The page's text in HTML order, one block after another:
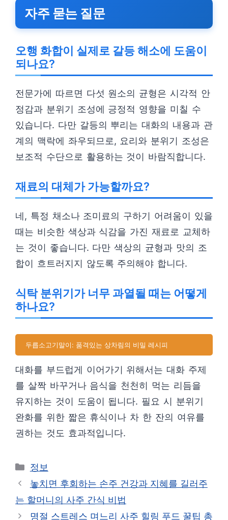
자주 묻는 질문
오행 화합이 실제로 갈등 해소에 도움이
되나요?
전문가에 따르면 다섯 원소의 균형은 시각적 안
정감과 분위기 조성에 긍정적 영향을 미칠 수
있습니다. 다만 갈등의 뿌리는 대화의 내용과 관
계의 맥락에 좌우되므로, 요리와 분위기 조성은
보조적 수단으로 활용하는 것이 바람직합니다.
재료의 대체가 가능할까요?
네, 특정 채소나 조미료의 구하기 어려움이 있을
때는 비슷한 색상과 식감을 가진 재료로 교체하
는 것이 좋습니다. 다만 색상의 균형과 맛의 조
합이 흐트러지지 않도록 주의해야 합니다.
식탁 분위기가 너무 과열될 때는 어떻게
하나요?
두릅소고기말이: 품격있는 상차림의 비밀 레시피
대화를 부드럽게 이어가기 위해서는 대화 주제
를 살짝 바꾸거나 음식을 천천히 먹는 리듬을
유지하는 것이 도움이 됩니다. 필요 시 분위기
완화를 위한 짧은 휴식이나 차 한 잔의 여유를
권하는 것도 효과적입니다.
카
테
리
정보
놓치면 후회하는 손주 건강과 지혜를 길러주
는 할머니의 사주 간식 비법
명절 스트레스 며느리 사주 힐링 푸드 꿀팁 총